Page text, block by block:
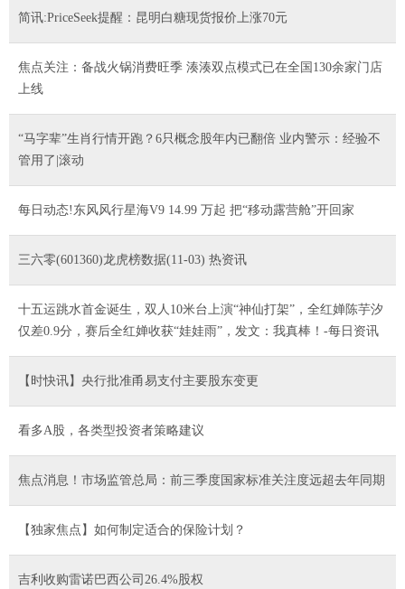
简讯:PriceSeek提醒：昆明白糖现货报价上涨70元
焦点关注：备战火锅消费旺季 湊湊双点模式已在全国130余家门店
上线
“马字辈”生肖行情开跑？6只概念股年内已翻倍 业内警示：经验不
管用了|滚动
每日动态!东风风行星海V9 14.99 万起 把“移动露营舱”开回家
三六零(601360)龙虎榜数据(11-03) 热资讯
十五运跳水首金诞生，双人10米台上演“神仙打架”，全红婵陈芋汐
仅差0.9分，赛后全红婵收获“娃娃雨”，发文：我真棒！-每日资讯
【时快讯】央行批准甬易支付主要股东变更
看多A股，各类型投资者策略建议
焦点消息！市场监管总局：前三季度国家标准关注度远超去年同期
【独家焦点】如何制定适合的保险计划？
吉利收购雷诺巴西公司26.4%股权